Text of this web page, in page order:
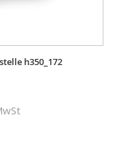
h350_172